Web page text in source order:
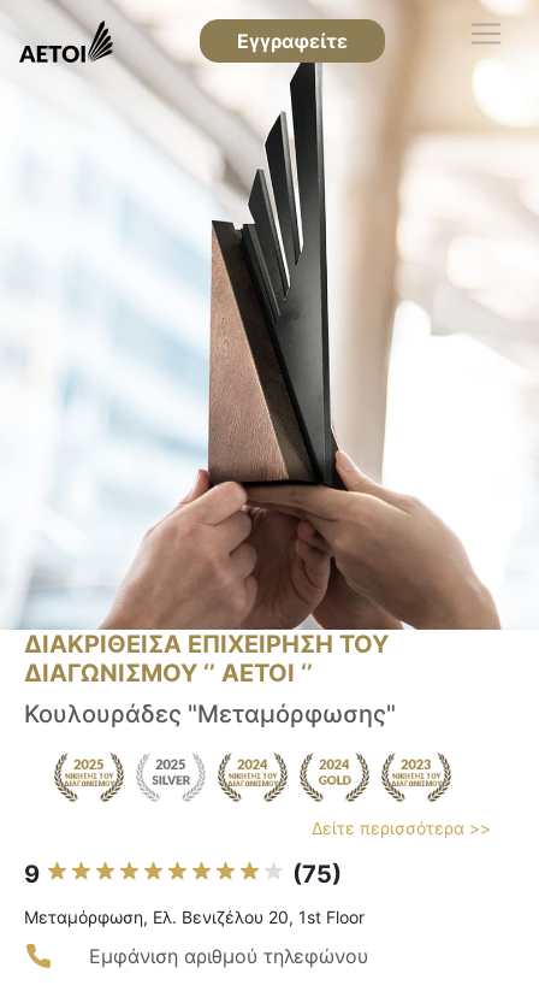
Εγγραφείτε
ΔΙΑΚΡΙΘΕΙΣΑ ΕΠΙΧΕΙΡΗΣΗ ΤΟΥ
ΔΙΑΓΩΝΙΣΜΟΥ ‘’ ΑΕΤΟΙ ‘’
Κουλουράδες "Μεταμόρφωσης"
Δείτε περισσότερα >>
9 (75)
Μεταμόρφωση, Ελ. Βενιζέλου 20, 1st Floor
Εμφάνιση αριθμού τηλεφώνου